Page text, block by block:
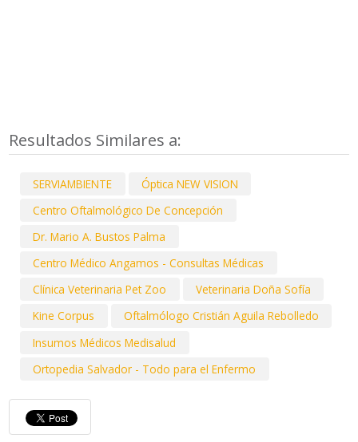
Resultados Similares a:
SERVIAMBIENTE
Óptica NEW VISION
Centro Oftalmológico De Concepción
Dr. Mario A. Bustos Palma
Centro Médico Angamos - Consultas Médicas
Clínica Veterinaria Pet Zoo
Veterinaria Doña Sofía
Kine Corpus
Oftalmólogo Cristián Aguila Rebolledo
Insumos Médicos Medisalud
Ortopedia Salvador - Todo para el Enfermo